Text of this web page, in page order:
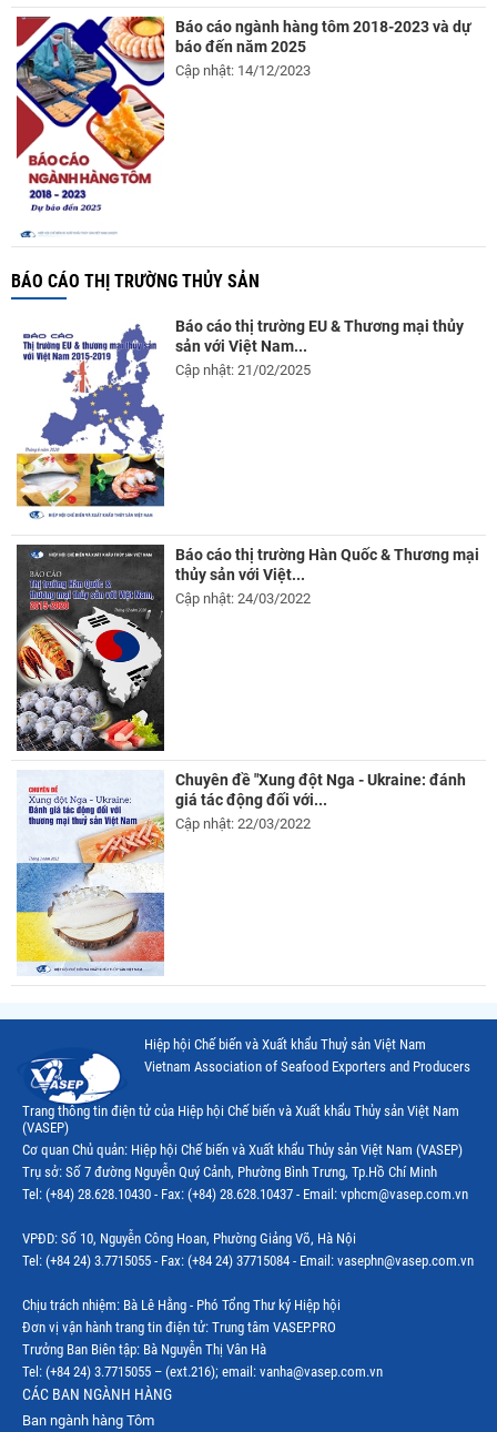
Báo cáo ngành hàng tôm 2018-2023 và dự
báo đến năm 2025
Cập nhật: 14/12/2023
BÁO CÁO THỊ TRƯỜNG THỦY SẢN
Báo cáo thị trường EU & Thương mại thủy
sản với Việt Nam...
Cập nhật: 21/02/2025
Báo cáo thị trường Hàn Quốc & Thương mại
thủy sản với Việt...
Cập nhật: 24/03/2022
Chuyên đề "Xung đột Nga - Ukraine: đánh
giá tác động đối với...
Cập nhật: 22/03/2022
Hiệp hội Chế biến và Xuất khẩu Thuỷ sản Việt Nam
Vietnam Association of Seafood Exporters and Producers
Trang thông tin điện tử của Hiệp hội Chế biến và Xuất khẩu Thủy sản Việt Nam
(VASEP)
Cơ quan Chủ quản: Hiệp hội Chế biến và Xuất khẩu Thủy sản Việt Nam (VASEP)
Trụ sở: Số 7 đường Nguyễn Quý Cảnh, Phường Bình Trưng, Tp.Hồ Chí Minh
Tel: (+84) 28.628.10430 - Fax: (+84) 28.628.10437 - Email: vphcm@vasep.com.vn
VPĐD: Số 10, Nguyễn Công Hoan, Phường Giảng Võ, Hà Nội
Tel: (+84 24) 3.7715055 - Fax: (+84 24) 37715084 - Email: vasephn@vasep.com.vn
Chịu trách nhiệm: Bà Lê Hằng - Phó Tổng Thư ký Hiệp hội
Đơn vị vận hành trang tin điện tử: Trung tâm VASEP.PRO
Trưởng Ban Biên tập: Bà Nguyễn Thị Vân Hà
Tel: (+84 24) 3.7715055 – (ext.216); email: vanha@vasep.com.vn
CÁC BAN NGÀNH HÀNG
Ban ngành hàng Tôm